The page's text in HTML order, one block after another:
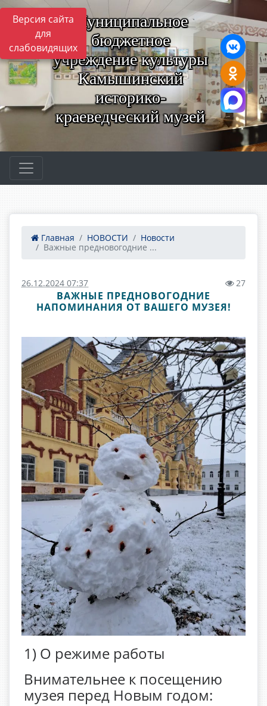
Версия сайта
для
слабовидящих
Муниципальное
бюджетное
учреждение культуры
Камышинский
историко-
краеведческий музей
Главная НОВОСТИ
Новости
Важные предновогодние ...
26.12.2024 07:37 27
ВАЖНЫЕ ПРЕДНОВОГОДНИЕ
НАПОМИНАНИЯ ОТ ВАШЕГО МУЗЕЯ!
1) О режиме работы
Внимательнее к посещению
музея перед Новым годом: